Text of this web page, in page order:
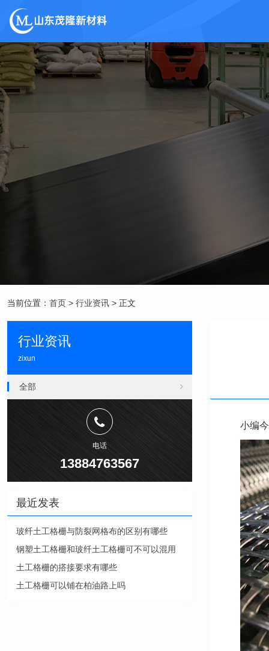
当前位置： 首页 > 行业资讯 > 正文
小编
行业资讯
zixun
全部
电话
13884763567
最近发表
玻纤土工格栅与防裂网格布的区别有哪些
钢塑土工格栅和玻纤土工格栅可不可以混用
土工格栅的搭接要求有哪些
土工格栅可以铺在柏油路上吗